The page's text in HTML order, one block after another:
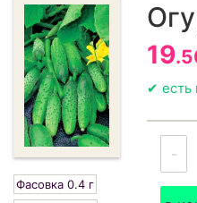
Фасовка 0.4 г
19
✔ есть
-